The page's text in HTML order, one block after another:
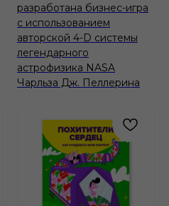
разработана бизнес-игра
с использованием
авторской 4-D системы
легендарного
астрофизика NASA
Чарльза Дж. Пеллерина